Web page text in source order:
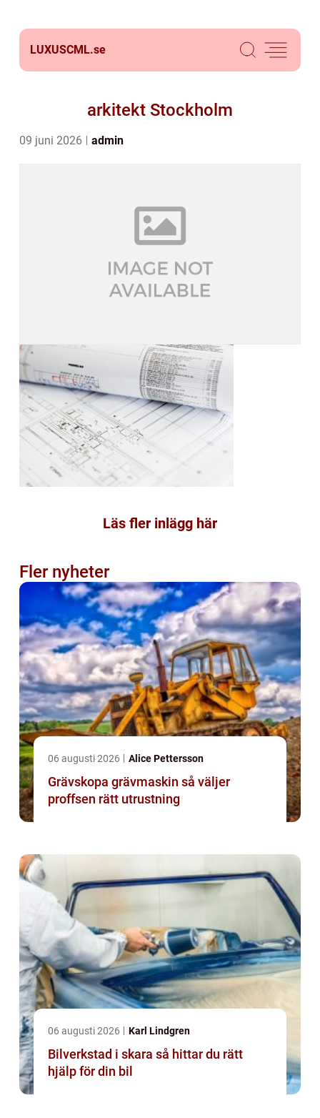
LUXUSCML.se
arkitekt Stockholm
09 juni 2026 admin
Läs fler inlägg här
Fler nyheter
06 augusti 2026 Alice Pettersson
Grävskopa grävmaskin så väljer
proffsen rätt utrustning
06 augusti 2026 Karl Lindgren
Bilverkstad i skara så hittar du rätt
hjälp för din bil